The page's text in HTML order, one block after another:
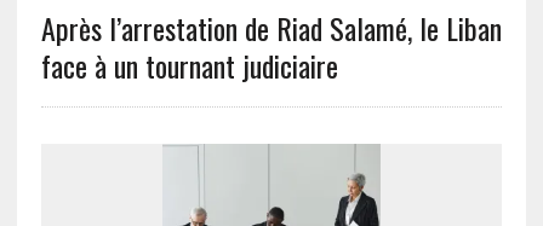
Après l’arrestation de Riad Salamé, le Liban
face à un tournant judiciaire